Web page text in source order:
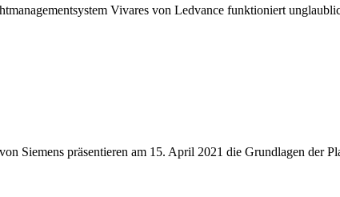
Vivares von Ledvance funktioniert
Siemens präsentieren am 15. April 2021 die Grundlagen der